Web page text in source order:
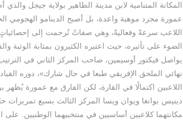
المكانة المتنامية لابن مدينة الطاهير بولاية جيجل
عمورة مجرد موهبة واعدة، بل أصبح الدينامو الهجومي
اللاعب سرعةً وفعاليةً، وهي صفاتٌ تُرجمت إلى
الضوء على تأثيره، حيث اعتبره الكثيرون بمثابة
يواصل فيكتور أوسيمين، صاحب المركز الثاني في
نهائي الملحق الإفريقي طبعا في حال شارك»، دوره
اللاعبين اكتمالًا في القارة، لكن الفارق مع عمورة
دينيس بوانغا ويوان ويسا المركز الثالث بسبع تمريرات
مكانتهما كلاعبين أساسيين في منتخبيهما الوطنيين. على